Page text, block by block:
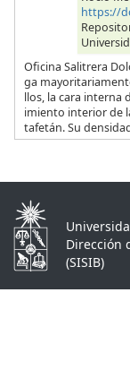
https://
Oficina Salitrera
ga
llos, la cara interna
imiento interior de
tafetán. Su
Dirección
(SISIB)